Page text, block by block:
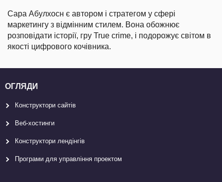
Сара Абулхосн є автором і стратегом у сфері
маркетингу з відмінним стилем. Вона обожнює
розповідати історії, гру True crime, і подорожує світом в
якості цифрового кочівника.
ОГЛЯДИ
Конструктори сайтів
Веб-хостинги
Конструктори лендінгів
Програми для управління проектом